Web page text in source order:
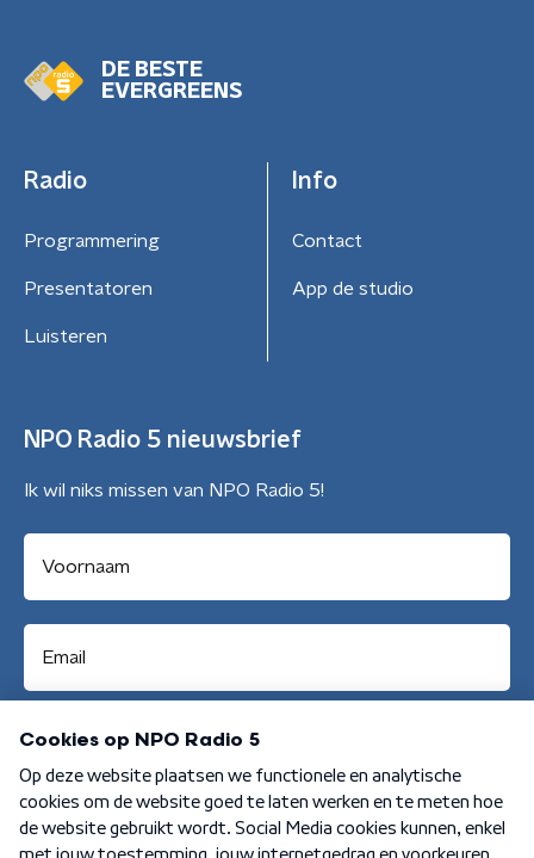
DE BESTE
EVERGREENS
Radio
Programmering
Presentatoren
Luisteren
Info
Contact
App de studio
NPO Radio 5 nieuwsbrief
Ik wil niks missen van NPO Radio 5!
Aanmelden
Algemene voorwaarden